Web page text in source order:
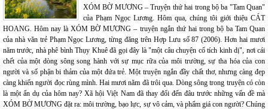
XÓM BỜ MƯƠNG – Truyện thứ hai trong bộ ba "Tam Quan"
của Phạm Ngọc Lương. Hôm qua, chúng tôi giới thiệu CÁT
HOANG. Hôm nay là XÓM BỜ MƯƠNG – truyện ngắn thứ hai trong bộ ba Tam Quan
của nhà văn trẻ Phạm Ngọc Lương, từng đăng trên Hợp Lưu số 87 (2006). Hơn hai mươi
năm trước, nhà phê bình Thụy Khuê đã gọi đây là "một câu chuyện cổ tích kinh dị", nơi cái
chết của một dòng sông song hành với sự mục rữa của môi trường, sự tha hóa của con
người và số phận bi thảm của một đứa trẻ. Một truyện ngắn đầy chất thơ, nhưng càng đẹp
càng khiến người đọc rùng mình. Hai mươi năm đã trôi qua. Dòng sông trong truyện có còn
là một ẩn dụ của hôm nay? Xã hội Việt Nam đã thay đổi đến đâu trước những vấn đề mà
XÓM BỜ MƯƠNG đặt ra: môi trường, bạo lực, sự vô cảm, và phẩm giá con người? Chúng